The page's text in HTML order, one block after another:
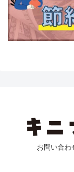
お問い合わ